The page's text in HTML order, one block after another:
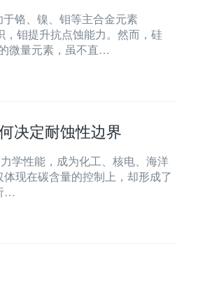
铬、镍、钼等主合金元素
钼提升抗点蚀能力。然而，硅
微量元素，虽不直…
决定耐蚀性边界
学性能，成为化工、核电、海洋
现在碳含量的控制上，却形成了
…